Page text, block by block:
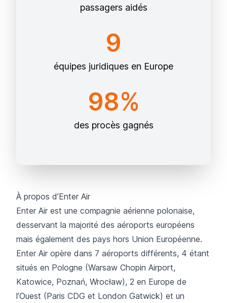
passagers aidés
9
équipes juridiques en Europe
98%
des procès gagnés
À propos d’Enter Air
Enter Air est une compagnie aérienne polonaise,
desservant la majorité des aéroports européens
mais également des pays hors Union Européenne.
Enter Air opère dans 7 aéroports différents, 4 étant
situés en Pologne (Warsaw Chopin Airport,
Katowice, Poznań, Wrocław), 2 en Europe de
l’Ouest (Paris CDG et London Gatwick) et un